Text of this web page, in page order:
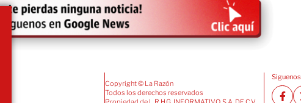
Copyright © La Razón
Todos los derechos reservados